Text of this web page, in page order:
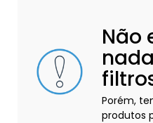
Não
Porém,
produtos